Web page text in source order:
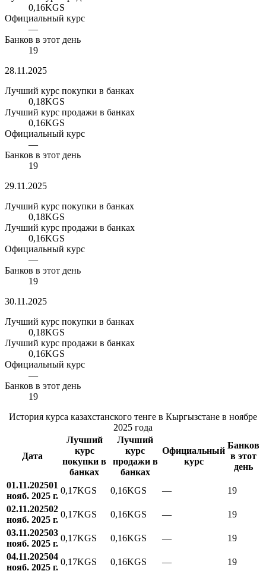
0,16KGS
Официальный курс
—
Банков в этот день
19
28.11.2025
Лучший курс покупки в банках
0,18KGS
Лучший курс продажи в банках
0,16KGS
Официальный курс
—
Банков в этот день
19
29.11.2025
Лучший курс покупки в банках
0,18KGS
Лучший курс продажи в банках
0,16KGS
Официальный курс
—
Банков в этот день
19
30.11.2025
Лучший курс покупки в банках
0,18KGS
Лучший курс продажи в банках
0,16KGS
Официальный курс
—
Банков в этот день
19
История курса казахстанского тенге в Кыргызстане в ноябре
2025 года
Дата
Лучший
курс
покупки в
банках
Лучший
курс
продажи в
банках
Официальный
курс
Банков
в этот
день
01.11.202501
нояб. 2025 г.
0,17KGS 0,16KGS —
19
02.11.202502
нояб. 2025 г.
0,17KGS 0,16KGS —
19
03.11.202503
нояб. 2025 г.
0,17KGS 0,16KGS —
19
04.11.202504
нояб. 2025 г.
0,17KGS 0,16KGS —
19